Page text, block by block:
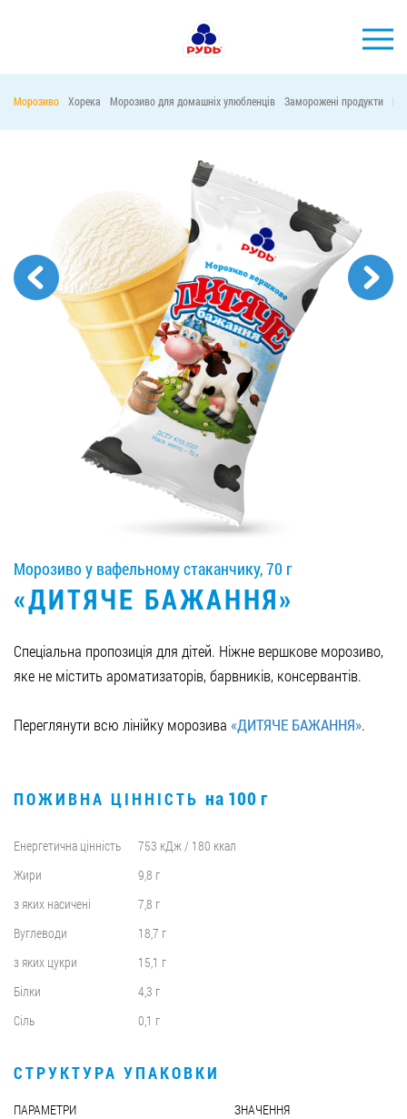
ПРОДУКЦІЯ
КОМПАНІЯ
СПОЖИВАЧАМ
АКЦІЇ
ПРЕС-ЦЕНТР
ХОРЕКА
Тендерні закупівлі
Контакти
Вакансії
ЗАМОВИТИ ПРОДУКЦІЮ «РУДЬ»:
СТАТИ ПАРТНЕРОМ
0412 42 29 23
Морозиво Хорека Морозиво для домашніх улюбленців Заморожені продукти
Морозиво у вафельному стаканчику, 70 г
«ДИТЯЧЕ БАЖАННЯ»
Спеціальна пропозиція для дітей. Ніжне вершкове морозиво,
яке не містить ароматизаторів, барвників, консервантів.
Переглянути всю лінійку морозива «ДИТЯЧЕ БАЖАННЯ».
ПОЖИВНА ЦІННІСТЬ на 100 г
Енергетична цінність
753 кДж / 180 ккал
Жири
9,8 г
з яких насичені
7,8 г
Вуглеводи
18,7 г
з яких цукри
15,1 г
Білки
4,3 г
Сіль
0,1 г
СТРУКТУРА УПАКОВКИ
ПАРАМЕТРИ ЗНАЧЕННЯ